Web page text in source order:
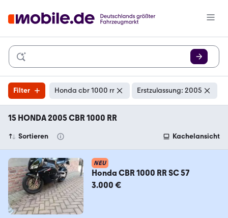
Filter Honda cbr 1000 rr Erstzulassung: 2005
15 HONDA 2005 CBR 1000 RR
Sortieren Kachelansicht
NEU
Honda CBR 1000 RR SC 57
3.000 €